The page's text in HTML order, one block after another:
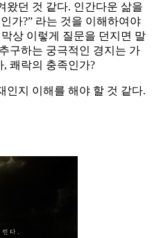
왔던 것 같다. 인간다운 삶을
가?” 라는 것을 이해하여야
상 이렇게 질문을 던지면 말
구하는 궁극적인 경지는 가
쾌락의 충족인가?
인지 이해를 해야 할 것 같다.